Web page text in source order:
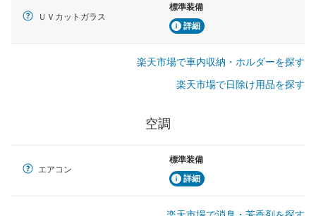
ＵＶカットガラス
標準装備
詳細
楽天市場で車内収納・ホルダーを探す
楽天市場で日除け用品を探す
空調
エアコン
標準装備
詳細